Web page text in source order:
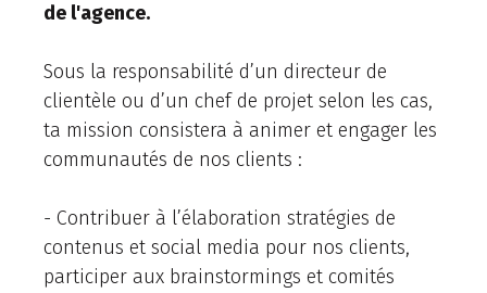
de l'agence.
Sous la responsabilité d’un directeur de
clientèle ou d’un chef de projet selon les cas,
ta mission consistera à animer et engager les
communautés de nos clients :
- Contribuer à l’élaboration stratégies de
contenus et social media pour nos clients,
participer aux brainstormings et comités